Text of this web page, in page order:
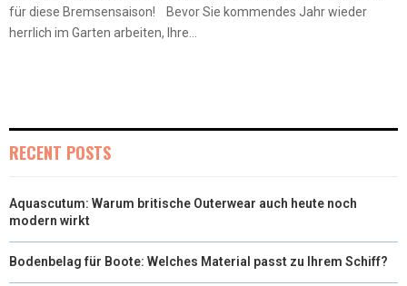
für diese Bremsensaison! Bevor Sie kommendes Jahr wieder
herrlich im Garten arbeiten, Ihre...
RECENT POSTS
Aquascutum: Warum britische Outerwear auch heute noch
modern wirkt
Bodenbelag für Boote: Welches Material passt zu Ihrem Schiff?